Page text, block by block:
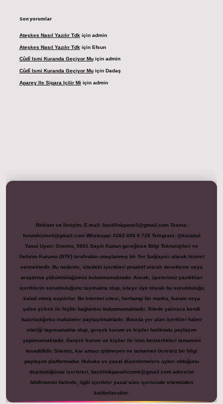
Son yorumlar
Ateşkes Nasıl Yazılır Tdk için admin
Ateşkes Nasıl Yazılır Tdk için Efsun
Cûdî Ismi Kuranda Geçiyor Muiçin admin
Cûdî Ismi Kuranda Geçiyor Muiçin Dadaş
Aparey Ile Sigara Içilir Mi için admin
Reklam ve İletişim: E-mail: backlinkpaneli@gmail.com Teams:
forumhizmeti@gmail.com Whatsapp: 0262 606 0 726 Telegram: @karabul
Yasal Uyarı: Sitemiz, 5651 Sayılı Kanun gereğince Bilgi Teknolojileri ve
İletişim Kurumu (BTK) tarafından onaylanmış bir Yer Sağlayıcı olarak hizmet
vermektedir. Bu nedenle, sitedeki içerikleri proaktif olarak denetleme veya
araştırma yükümlülüğümüz bulunmamaktadır. Ancak, üyelerimiz yazdıkları
içeriklerin sorumluluğunu taşımakta olup, siteye üye olarak bu sorumluluğu
kabul etmiş sayılırlar. Bu internet sitesi, herhangi bir marka, kurum veya
şahıs şirketi ile hiçbir bağlantısı bulunmamaktadır. Sitede yalnızca kendi
hazırladığımız makaleler paylaşılmaktadır. Burada yer alan içerikler haber
niteliği taşımamakta olup, gerçek kurum ve kişiler hakkında paylaşım
yapılmamaktadır. Gerçek kurum ve kişiler ile isim benzerlikleri tamamen
tesadüfidir. Sitemiz, kar amacı gütmeyen ve tamamen ücretsiz bir bilgi
paylaşım platformudur. Hukuka ve yasal düzenlemelere aykırı olduğunu
düşündüğünüz içerikleri,
backlinkpanelicomtr@gmail.com adresine
bildirmeniz halinde, ilgili içerikler yasal süre içerisinde sitemizden
kaldırılacaktır.